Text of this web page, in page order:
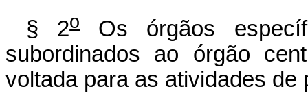
§ 2oOs órgãos
subordinados ao órgão
voltada para as atividades de